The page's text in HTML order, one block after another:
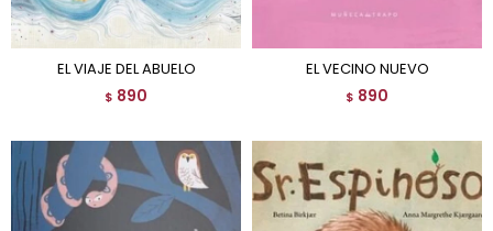
EL VIAJE DEL ABUELO
$ 890
EL VECINO NUEVO
$ 890